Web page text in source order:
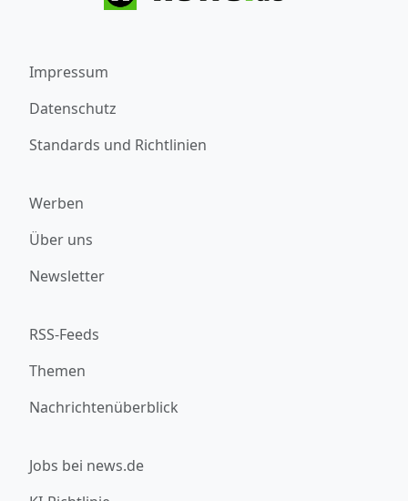
Impressum
Datenschutz
Standards und Richtlinien
Werben
Über uns
Newsletter
RSS-Feeds
Themen
Nachrichtenüberblick
Jobs bei news.de